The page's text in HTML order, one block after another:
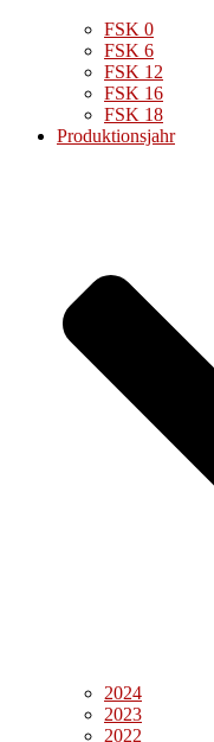
FSK 0
FSK 6
FSK 12
FSK 16
FSK 18
Produktionsjahr
2024
2023
2022